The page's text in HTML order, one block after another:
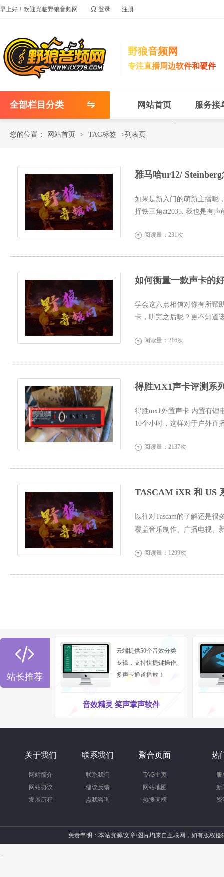
早上好！欢迎光临野狼音频网  登录 注册
野狼音频网
专注直播周边软件和硬件
全部栏目分类 网站首页 服务接
您的位置： 网站首页 > TAG标签 >列表页
雅马哈ur12/
如果是新入门的萌新主播呢
择铁三角at2035. 我也是有
 阅读量：231次
如何衡量一款声卡的
学会这六点相信对你有所帮
卡，听完之后呢？更不知道
 阅读量：216次
得胜MX1声卡评测系
得胜mx1外置声卡 内置有锂
10个小时，这样对于户外直
 阅读量：2137次
TASCAM iXR 和 US
以往对Tascam的了解还是
覆盖音乐制作、广播电视、
 阅读量：1299次

站长推荐
云端提供50个音效分类
专辑，支持快捷键操作,
多声卡通道播放！
音效精灵 笑声掌声软件
关于我们
网站简介
网站协议
发展历程
联系我们
联系我们
建议反馈
点我咨询
聚合页面
TAG主页
网站地图
热搜词榜
热
服
新
资
免责申明：本站资源/文章/图片均来自互联网，如有版权